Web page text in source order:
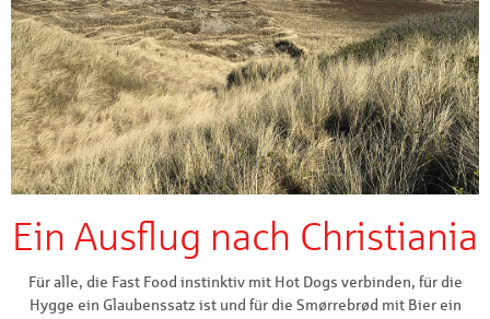
Ein Ausflug nach Christiania
Für alle, die Fast Food instinktiv mit Hot Dogs verbinden, für die
Hygge ein Glaubenssatz ist und für die Smørrebrød mit Bier ein